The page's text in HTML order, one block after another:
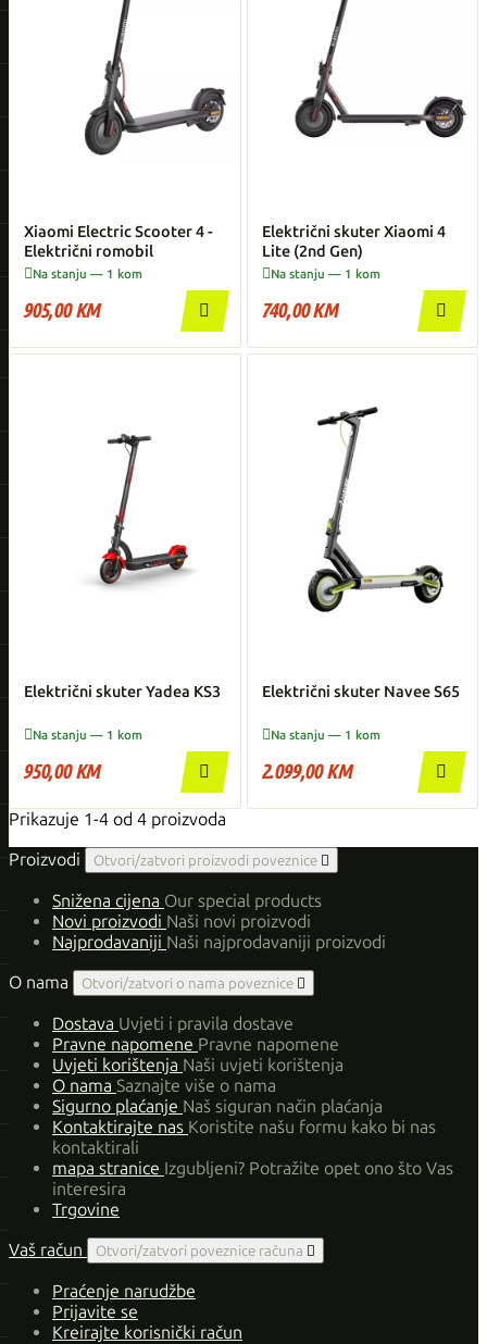
Xiaomi Electric Scooter 4 -
Električni romobil
Na stanju — 1 kom
905,00 KM 
Električni skuter Xiaomi 4
Lite (2nd Gen)
Na stanju — 1 kom
740,00 KM 
Električni skuter Yadea KS3
Na stanju — 1 kom
950,00 KM 
Električni skuter Navee S65
Na stanju — 1 kom
2.099,00 KM 
Prikazuje 1-4 od 4 proizvoda
Proizvodi
Otvori/zatvori proizvodi poveznice 
Snižena cijena Our special products
Novi proizvodi Naši novi proizvodi
Najprodavaniji Naši najprodavaniji proizvodi
O nama
Otvori/zatvori o nama poveznice 
Dostava Uvjeti i pravila dostave
Pravne napomene Pravne napomene
Uvjeti korištenja Naši uvjeti korištenja
O nama Saznajte više o nama
Sigurno plaćanje Naš siguran način plaćanja
Kontaktirajte nas Koristite našu formu kako bi nas
kontaktirali
mapa stranice Izgubljeni? Potražite opet ono što Vas
interesira
Trgovine
Vaš račun
Otvori/zatvori poveznice računa 
Praćenje narudžbe
Prijavite se
Kreirajte korisnički račun